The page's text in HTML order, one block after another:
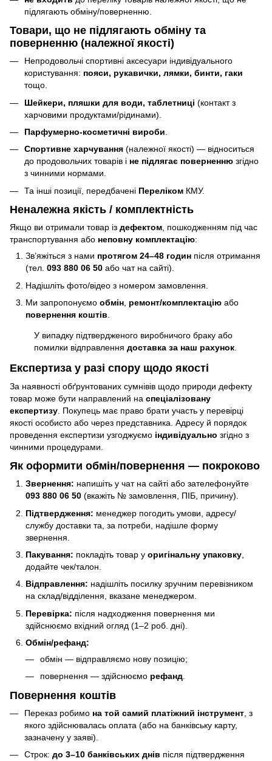
підлягають обміну/поверненню.
Товари, що не підлягають обміну та
поверненню (належної якості)
Непродовольчі спортивні аксесуари індивідуального
користування: пояси, рукавички, лямки, бинти, гаки
тощо.
Шейкери, пляшки для води, таблетниці (контакт з
харчовими продуктами/рідинами).
Парфумерно-косметичні вироби
Спортивне харчування (належної якості) — відноситься
до продовольчих товарів і не підлягає поверненню згідно
з чинними нормами.
Та інші позиції, передбачені Переліком КМУ.
Неналежна якість / комплектність
Якщо ви отримали товар із дефектом, пошкодженням під час
транспортування або неповну комплектацію:
Зв’яжіться з нами протягом 24–48 годин після отримання
(тел. 093 880 06 50 або чат на сайті).
Надішліть фото/відео з номером замовлення.
Ми запропонуємо обмін ремонт/комплектацію або
повернення коштів
У випадку підтвердженого виробничого браку або
помилки відправлення доставка за наш рахунок
Експертиза у разі спору щодо якості
За наявності обґрунтованих сумнівів щодо природи дефекту
товар може бути направлений на спеціалізовану
експертизу . Покупець має право брати участь у перевірці
якості особисто або через представника. Адресу й порядок
проведення експертизи узгоджуємо індивідуально згідно з
чинними процедурами.
Як оформити обмін/повернення — покроково
Звернення: напишіть у чат на сайті або зателефонуйте
093 880 06 50 (вкажіть № замовлення, ПІБ, причину).
Підтвердження: менеджер погодить умови, адресу/
службу доставки та, за потреби, надішле форму
звернення.
Пакування: покладіть товар у оригінальну упаковку
додайте чек/талон.
Відправлення: надішліть посилку зручним перевізником
на склад/відділення, вказане менеджером.
Перевірка: після надходження повернення ми
здійснюємо вхідний огляд (1–2 роб. дні).
Обмін/рефанд:
обмін — відправляємо нову позицію;
повернення — здійснюємо рефанд.
Повернення коштів
Переказ робимо на той самий платіжний інструмент , з
якого здійснювалась оплата (або на банківську карту,
зазначену у заяві).
Строк: до 3–10 банківських днів після підтвердження